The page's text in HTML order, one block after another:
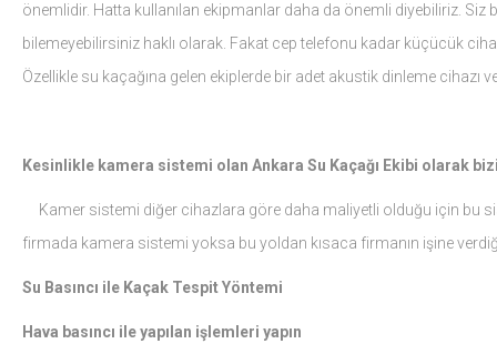
önemlidir. Hatta kullanılan ekipmanlar daha da önemli diyebiliriz.
bilemeyebilirsiniz haklı olarak. Fakat cep telefonu kadar küçücük
Özellikle su kaçağına gelen ekiplerde bir adet akustik dinleme
Kesinlikle kamera sistemi olan Ankara Su Kaçağı Ekibi olarak
Kamer sistemi diğer cihazlara göre daha maliyetli olduğu için bu
firmada kamera sistemi yoksa bu yoldan kısaca firmanın işine
Su Basıncı ile Kaçak Tespit Yöntemi
Hava basıncı ile yapılan işlemleri yapın